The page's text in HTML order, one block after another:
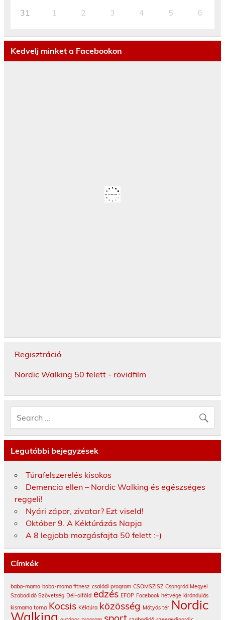
31 1 2 3 4 5 6
Kedvelj minket a Facebookon
Regisztráció
Nordic Walking 50 felett - rövidfilm
Legutóbbi bejegyzések
Túrafelszerelés kisokos
Demencia ellen – Nordic Walking és egészséges
reggeli!
Nyári zápor, zivatar? Ezt viseld!
Október 9. A Kéktúrázás Napja
A 8 legjobb mozgásfajta 50 felett :-)
Címkék
baba-mama baba-mama fitnesz családi program CSOMSZISZ Csongrád Megyei
Szabadidő Szövetség Dél-alföld edzés EFOP Facebook hétvége kirándulás
kismama torna Kocsis Kéktúra közösség Mátyás tér Nordic